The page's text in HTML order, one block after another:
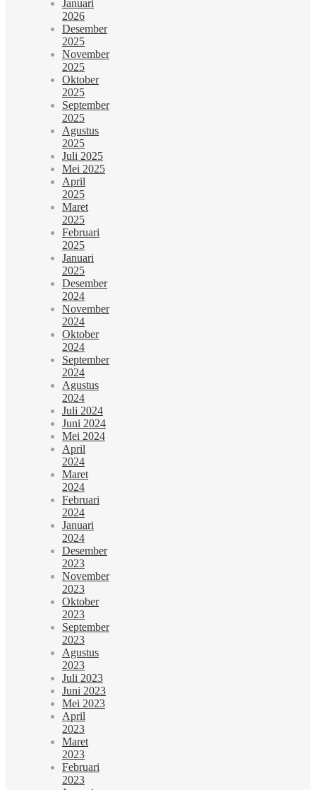
Januari
2026
Desember
2025
November
2025
Oktober
2025
September
2025
Agustus
2025
Juli 2025
Mei 2025
April
2025
Maret
2025
Februari
2025
Januari
2025
Desember
2024
November
2024
Oktober
2024
September
2024
Agustus
2024
Juli 2024
Juni 2024
Mei 2024
April
2024
Maret
2024
Februari
2024
Januari
2024
Desember
2023
November
2023
Oktober
2023
September
2023
Agustus
2023
Juli 2023
Juni 2023
Mei 2023
April
2023
Maret
2023
Februari
2023